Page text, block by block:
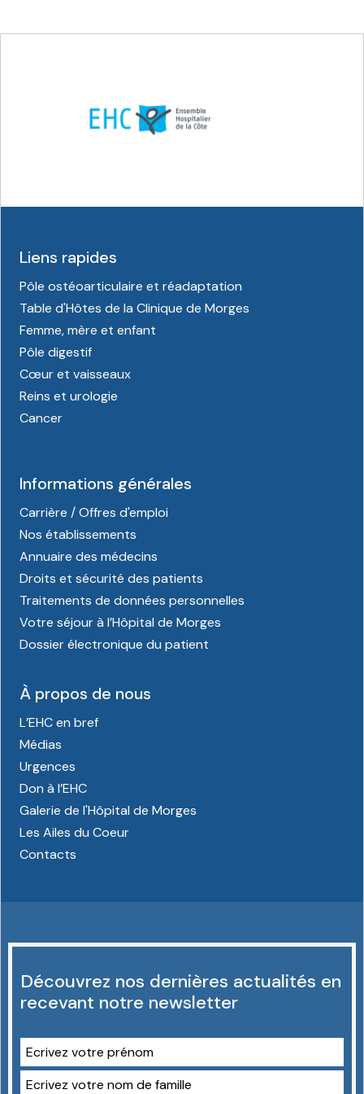
Liens rapides
Pôle ostéoarticulaire et réadaptation
Table d'Hôtes de la Clinique de Morges
Femme, mère et enfant
Pôle digestif
Cœur et vaisseaux
Reins et urologie
Cancer
Informations générales
Carrière / Offres d'emploi
Nos établissements
Annuaire des médecins
Droits et sécurité des patients
Traitements de données personnelles
Votre séjour à l’Hôpital de Morges
Dossier électronique du patient
À propos de nous
L’EHC en bref
Médias
Urgences
Don à l’EHC
Galerie de l'Hôpital de Morges
Les Ailes du Coeur
Contacts
Découvrez nos dernières actualités en
recevant notre newsletter